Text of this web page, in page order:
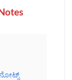
ನೋಟ್ಸ್‌